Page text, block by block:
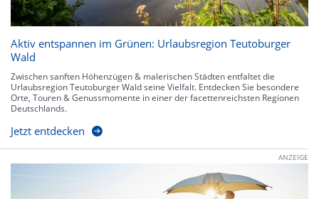
Aktiv entspannen im Grünen: Urlaubsregion Teutoburger
Wald
Zwischen sanften Höhenzügen & malerischen Städten entfaltet die
Urlaubsregion Teutoburger Wald seine Vielfalt. Entdecken Sie besondere
Orte, Touren & Genussmomente in einer der facettenreichsten Regionen
Deutschlands.
Jetzt entdecken
ANZEIGE